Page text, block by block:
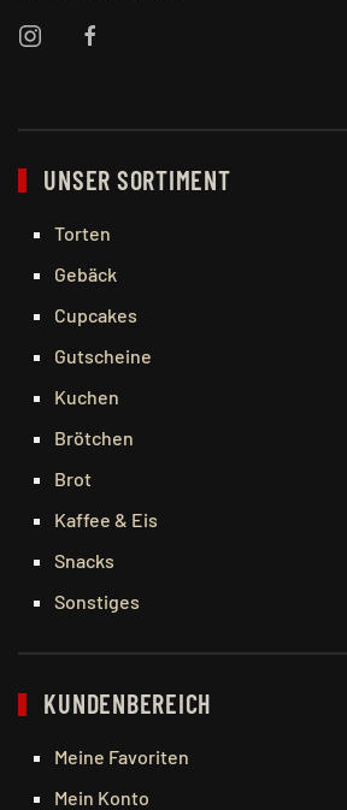
UNSER SORTIMENT
Torten
Gebäck
Cupcakes
Gutscheine
Kuchen
Brötchen
Brot
Kaffee & Eis
Snacks
Sonstiges
KUNDENBEREICH
Meine Favoriten
Mein Konto